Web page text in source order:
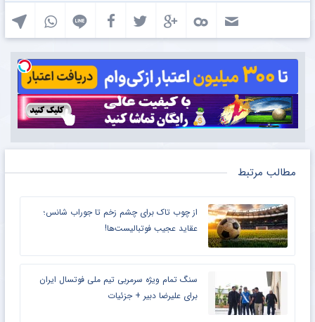
مطالب مرتبط
از چوب تاک برای چشم زخم تا جوراب شانس؛
عقاید عجیب فوتبالیست‌ها!
سنگ تمام ویژه سرمربی تیم ملی فوتسال ایران
برای علیرضا دبیر + جزئیات